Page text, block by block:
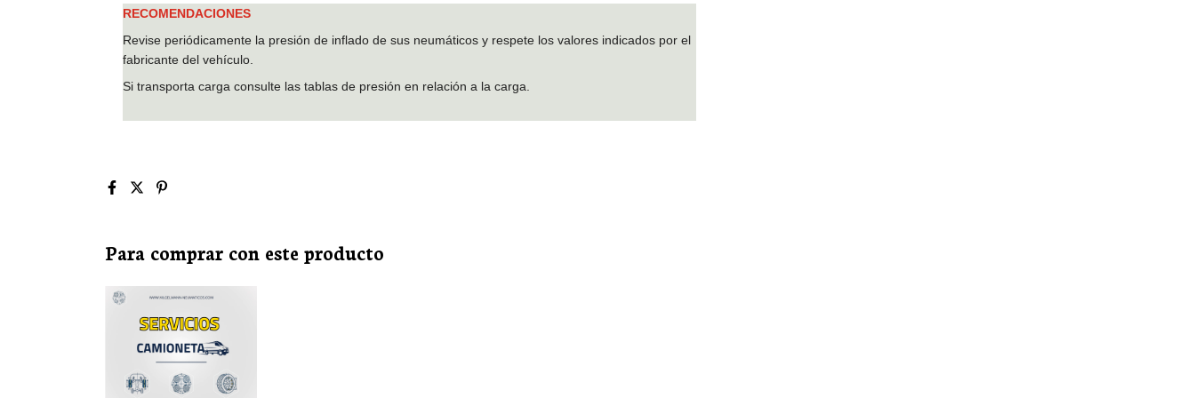
RECOMENDACIONES
Revise periódicamente la presión de inflado de sus neumáticos y respete los valores indicados por el
fabricante del vehículo.
Si transporta carga consulte las tablas de presión en relación a la carga.
Para comprar con este producto